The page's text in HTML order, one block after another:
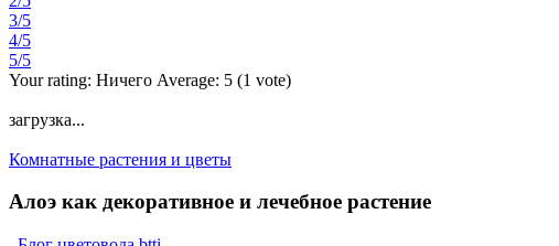
3/5
4/5
5/5
Your rating: Ничего Average: 5 (1 vote)
загрузка...
Комнатные растения и цветы
Алоэ как декоративное и лечебное растение